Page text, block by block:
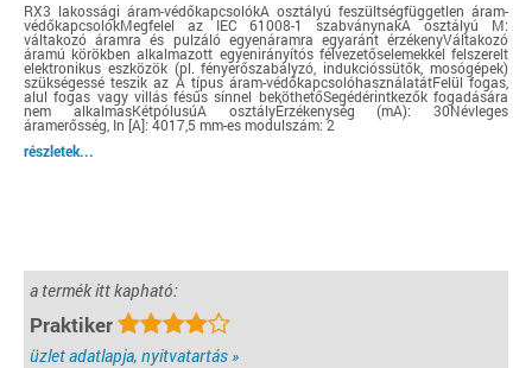
RX3 lakossági áram-védőkapcsolókA osztályú feszültségfüggetlen áram-
védőkapcsolókMegfelel az IEC 61008-1 szabványnakA osztályú M:
váltakozó áramra és pulzáló egyenáramra egyaránt érzékenyVáltakozó
áramú körökben alkalmazott egyenirányítós félvezetőselemekkel felszerelt
elektronikus eszközök (pl. fényerőszabályzó, indukcióssütők, mosógépek)
szükségessé teszik az A típus áram-védőkapcsolóhasználatátFelül fogas,
alul fogas vagy villás fésűs sínnel beköthetőSegédérintkezők fogadására
nem alkalmasKétpólusúA osztályÉrzékenység (mA): 30Névleges
áramerősség, In [A]: 4017,5 mm-es modulszám: 2
részletek...
a termék itt kapható:
Praktiker
üzlet adatlapja, nyitvatartás »